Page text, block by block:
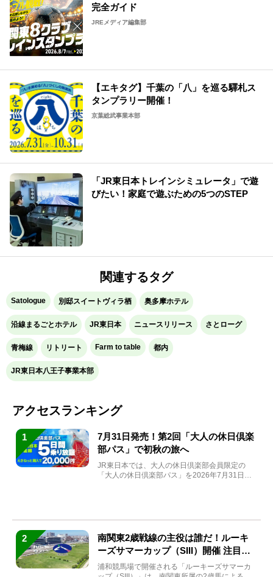
完全ガイド
JREメディア編集部
【エキタグ】千葉の「八」を巡る驛札ス
タンプラリー開催！
京葉総武事業本部
「JR東日本トレインシミュレータ」で遊
びたい！家庭で遊ぶための5つのSTEP
関連するタグ
Satologue 別邸スイートヴィラ栖 奥多摩ホテル
沿線まるごとホテル JR東日本 ニュースリリース さとローグ
青梅線 リトリート Farm to table 都内
JR東日本八王子事業本部
アクセスランキング
1
7月31日発売！第2回「大人の休日倶楽
部パス」で初秋の旅へ
JR東日本では、大人の休日倶楽部会員限定の
「大人の休日倶楽部パス」を2026年7月31日
2
南関東2歳戦線の主役は誰だ！ルーキ
ーズサマーカップ（SIII）開催 注目馬
と見どころをチェック
浦和競馬場で開催される「ルーキーズサマーカ